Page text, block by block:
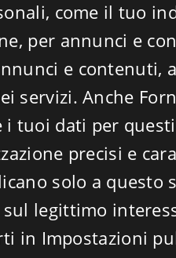
come il tuo
per annunci e
e contenuti,
servizi. Anche
tuoi dati per
precisi e
solo a
legittimo
in Impostazioni